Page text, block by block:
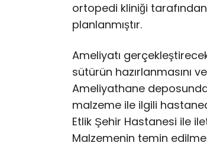
ortopedi kliniği
planlanmıştır.
Ameliyatı
sütürün hazırlanmasını
Ameliyathane
malzeme ile ilgili
Etlik Şehir Hastanesi ile
Malzemenin temin